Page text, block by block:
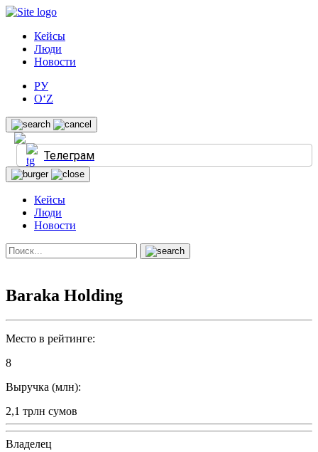
Кейсы
Люди
Новости
РУ
O‘Z
Телеграм
Кейсы
Люди
Новости
Baraka Holding
Место в рейтинге:
8
Выручка (млн):
2,1 трлн сумов
Владелец